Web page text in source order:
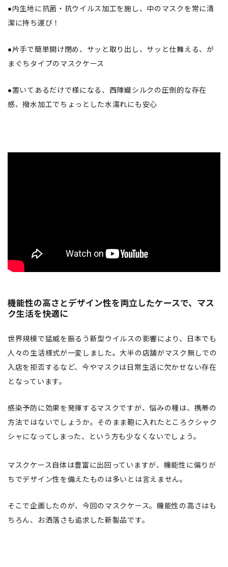
●内生地に抗菌・抗ウイルス加工を施し、中のマスクを常に清
潔に持ち運び！
●片手で簡単開け閉め、サッと取り出し、サッと仕舞える、が
まぐちタイプのマスクケース
●置いてあるだけで様になる、西陣織シルクの圧倒的な存在
感、撥水加工でちょっとした水濡れにも安心
機能性の高さとデザイン性を両立したケースで、マス
ク生活を快適に
世界規模で猛威を振るう新型ウイルスの影響により、日本でも
人々の生活様式が一変しました。大半の店舗がマスク無しでの
入店を拒否するなど、今やマスクは日常生活に欠かせない存在
となっています。
感染予防に効果を発揮するマスクですが、悩みの種は、携帯の
方法ではないでしょうか。そのまま鞄に入れたところクシャク
シャになってしまった、という方も少なくないでしょう。
マスクケース自体は豊富に出回っていますが、機能性に偏りが
ちでデザイン性を備えたものは多いとは言えません。
そこで企画したのが、今回のマスクケース。機能性の高さはも
ちろん、お洒落さも追求した新製品です。